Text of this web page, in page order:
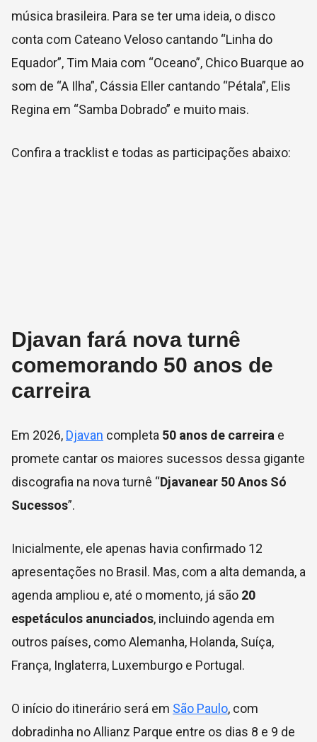
música brasileira. Para se ter uma ideia, o disco
conta com Cateano Veloso cantando “Linha do
Equador”, Tim Maia com “Oceano”, Chico Buarque ao
som de “A Ilha”, Cássia Eller cantando “Pétala”, Elis
Regina em “Samba Dobrado” e muito mais.
Confira a tracklist e todas as participações abaixo:
Djavan fará nova turnê
comemorando 50 anos de
carreira
Em 2026, Djavan completa 50 anos de carreira e
promete cantar os maiores sucessos dessa gigante
discografia na nova turnê “Djavanear 50 Anos Só
Sucessos”.
Inicialmente, ele apenas havia confirmado 12
apresentações no Brasil. Mas, com a alta demanda, a
agenda ampliou e, até o momento, já são 20
espetáculos anunciados, incluindo agenda em
outros países, como Alemanha, Holanda, Suíça,
França, Inglaterra, Luxemburgo e Portugal.
O início do itinerário será em São Paulo, com
dobradinha no Allianz Parque entre os dias 8 e 9 de